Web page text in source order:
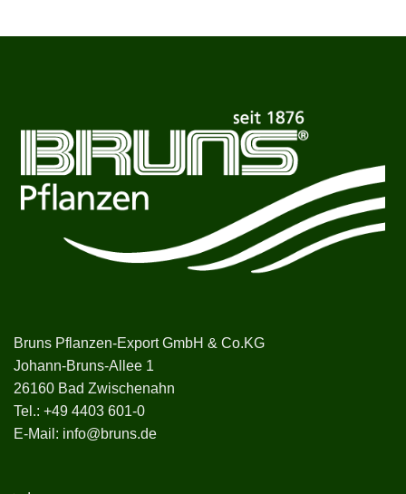
Bruns Pflanzen-Export GmbH & Co.KG
Johann-Bruns-Allee 1
26160 Bad Zwischenahn
Tel.: +49 4403 601-0
E-Mail: info@bruns.de